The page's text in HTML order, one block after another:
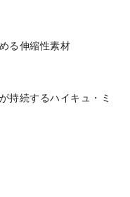
る伸縮性素材
持続するハイキュ・ミ